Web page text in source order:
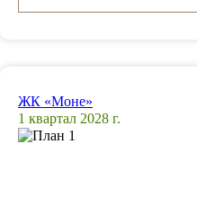
ЖК «Моне»
1 квартал 2028 г.